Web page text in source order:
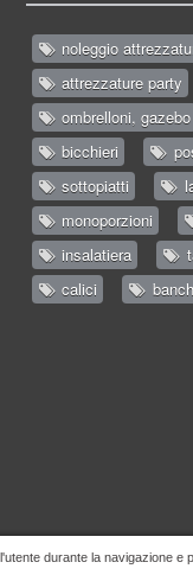
durante la navigazione
noleggio
attrezzature party
ombrelloni, gazebo
bicchieri
sottopiatti
monoporzioni
insalatiera
calici